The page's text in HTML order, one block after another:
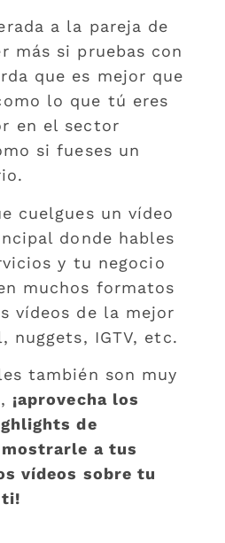
a la pareja de
más si pruebas con
que es mejor que
lo que tú eres
en el sector
si fueses un
cuelgues un vídeo
donde hables
y tu negocio
muchos formatos
vídeos de la mejor
nuggets, IGTV, etc.
también son muy
¡aprovecha los
de
a tus
vídeos sobre tu
ti!